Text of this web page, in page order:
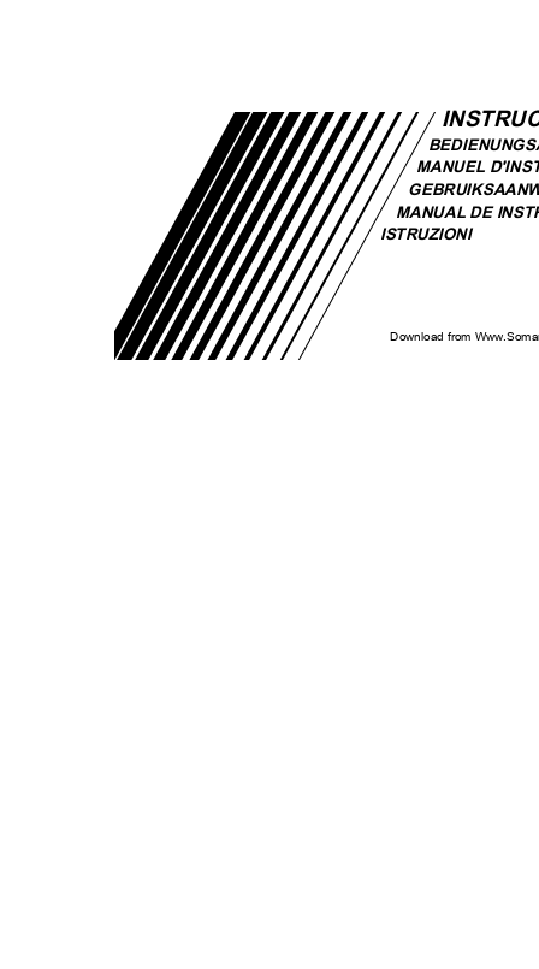
MANUEL
MANUAL DE
ISTRUZIONI
Download from